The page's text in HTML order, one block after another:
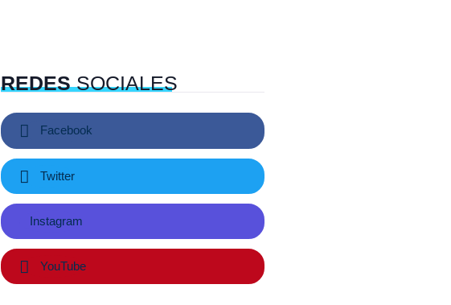
REDESSOCIALES
Facebook
Twitter
Instagram
YouTube